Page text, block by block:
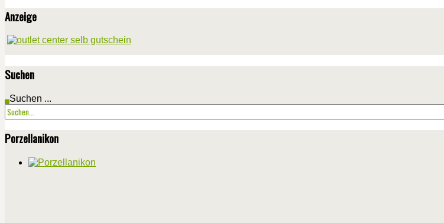
Anzeige
Suchen
Suchen ...
Porzellanikon